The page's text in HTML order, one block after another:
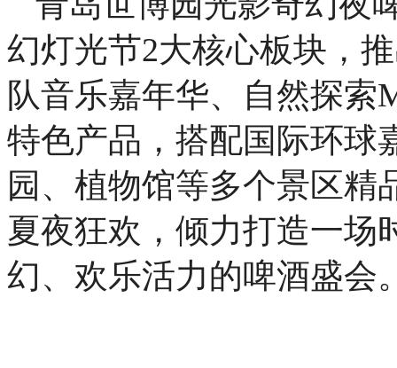
幻灯光节2大核心板块，
队音乐嘉年华、自然探索
特色产品，搭配国际环球
园、植物馆等多个景区精
夏夜狂欢，倾力打造一场
幻、欢乐活力的啤酒盛会